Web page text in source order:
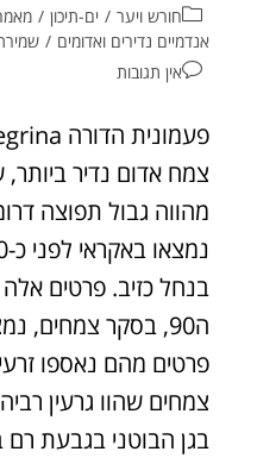
חורש ויער / ים-תיכון /
אנדמיים נדירים ואדומים /
אין תגובות
צמח אדום נדיר ביותר,
מהווה גבול תפוצה
בנחל כזיב. פרטים
ה90, בסקר צמחים,
פרטים מהם נאספו
צמחים שהוו גרעין
בגן הבוטני בגבעת רם